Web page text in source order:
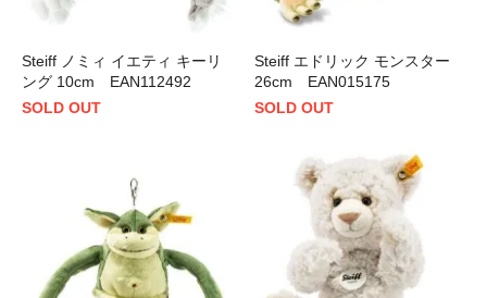
Steiff ノミィ イエティ キーリ
ング 10cm EAN112492
SOLD OUT
Steiff エドリック モンスター
26cm EAN015175
SOLD OUT